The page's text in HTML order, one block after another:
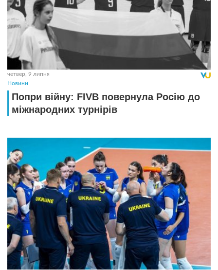
четвер, 9 липня
Новини
Попри війну: FIVB повернула Росію до
міжнародних турнірів